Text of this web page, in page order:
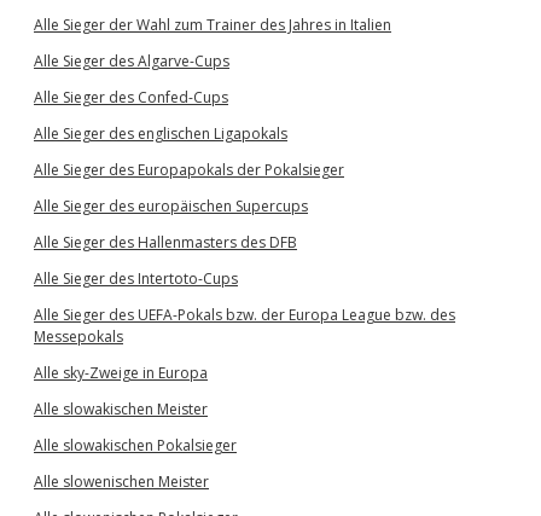
Alle Sieger der Wahl zum Trainer des Jahres in Italien
Alle Sieger des Algarve-Cups
Alle Sieger des Confed-Cups
Alle Sieger des englischen Ligapokals
Alle Sieger des Europapokals der Pokalsieger
Alle Sieger des europäischen Supercups
Alle Sieger des Hallenmasters des DFB
Alle Sieger des Intertoto-Cups
Alle Sieger des UEFA-Pokals bzw. der Europa League bzw. des
Messepokals
Alle sky-Zweige in Europa
Alle slowakischen Meister
Alle slowakischen Pokalsieger
Alle slowenischen Meister